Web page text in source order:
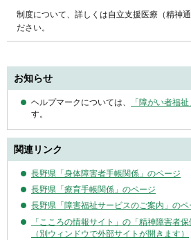
制度について、詳しくは自立支援医療（精神
ださい。
お知らせ
ヘルプマークについては、 「障がい者福祉
す。
関連リンク
長野県「身体障害者手帳関係」のページ
長野県「療育手帳関係」のページ
長野県「障害福祉サービスのご案内」のペ
「こころの情報サイト」の「精神障害者
（別ウィンドウで外部サイトが開きます）